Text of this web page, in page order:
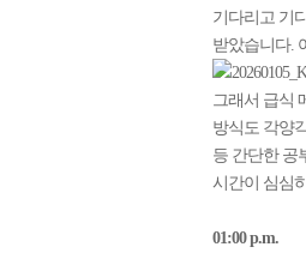
기다리고 기
받았습니다.
그래서 급식
방식도 각양
등 간단한 공
시간이 심심
01:00 p.m.